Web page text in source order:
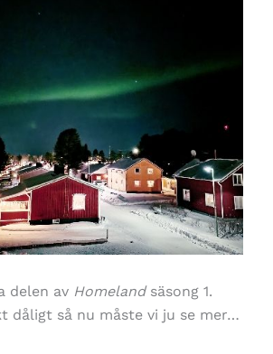
delen av Homelandsäsong 1.
dåligt så nu måste vi ju se mer…